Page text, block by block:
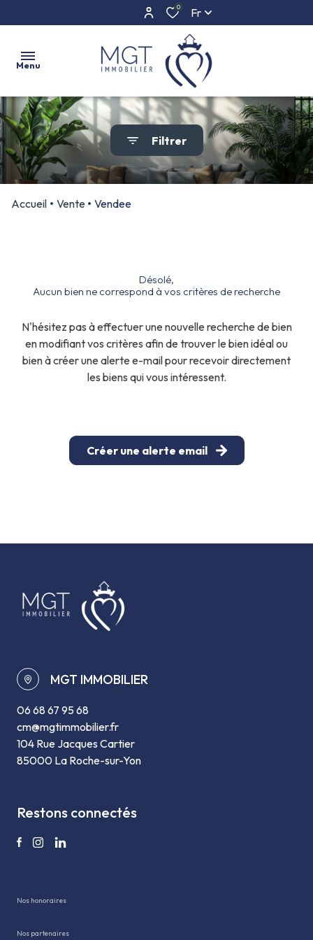
0 Fr
Menu
ACCUEIL
ACHETER
ESTIMER
Filtrer
Accueil Vente Vendee
Désolé,
Aucun bien ne correspond à vos critères de recherche
N'hésitez pas à effectuer une nouvelle recherche de bien
en modifiant vos critères afin de trouver le bien idéal ou
bien à créer une alerte e-mail pour recevoir directement
les biens qui vous intéressent.
Créer une alerte email
MGT IMMOBILIER
06 68 67 95 68
cm@mgtimmobilier.fr
104 Rue Jacques Cartier
85000 La Roche-sur-Yon
restons connectés
Nos honoraires
Nos partenaires